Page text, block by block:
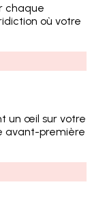
chaque
où votre
un œil sur votre
avant-première